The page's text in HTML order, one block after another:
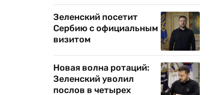
Зеленский посетит
Сербию с официальным
визитом
Новая волна ротаций:
Зеленский уволил
послов в четырех